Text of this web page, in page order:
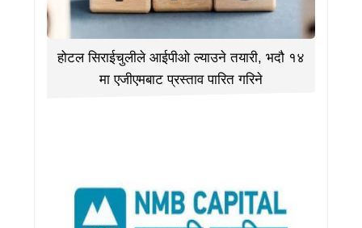
होटल सिराईचुलीले आईपीओ ल्याउने तयारी, भदौ १४
मा एजीएमबाट प्रस्ताव पारित गरिने